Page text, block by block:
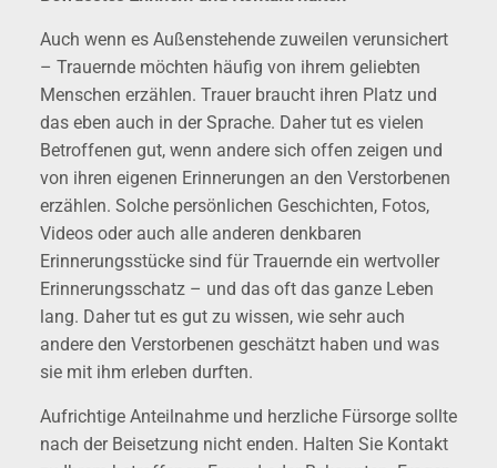
Auch wenn es Außenstehende zuweilen verunsichert
– Trauernde möchten häufig von ihrem geliebten
Menschen erzählen. Trauer braucht ihren Platz und
das eben auch in der Sprache. Daher tut es vielen
Betroffenen gut, wenn andere sich offen zeigen und
von ihren eigenen Erinnerungen an den Verstorbenen
erzählen. Solche persönlichen Geschichten, Fotos,
Videos oder auch alle anderen denkbaren
Erinnerungsstücke sind für Trauernde ein wertvoller
Erinnerungsschatz – und das oft das ganze Leben
lang. Daher tut es gut zu wissen, wie sehr auch
andere den Verstorbenen geschätzt haben und was
sie mit ihm erleben durften.
Aufrichtige Anteilnahme und herzliche Fürsorge sollte
nach der Beisetzung nicht enden. Halten Sie Kontakt